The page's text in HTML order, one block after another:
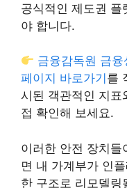
공식적인 제도권 플
야 합니다.
금융감독원 금
페이지 바로가기 를
시된 객관적인 지표
접 확인해 보세요.
이러한 안전 장치들
면 내 가계부가 인
한 구조로 리모델링